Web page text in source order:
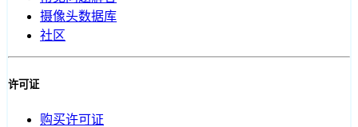
摄像头数据库
社区
许可证
购买许可证